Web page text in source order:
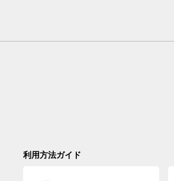
利用方法ガイド